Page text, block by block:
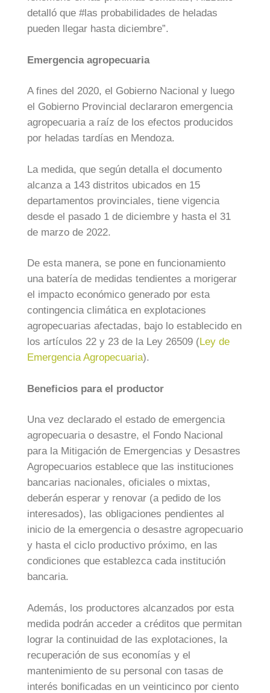
detalló que #las probabilidades de heladas
pueden llegar hasta diciembre”.
Emergencia agropecuaria
A fines del 2020, el Gobierno Nacional y luego
el Gobierno Provincial declararon emergencia
agropecuaria a raíz de los efectos producidos
por heladas tardías en Mendoza.
La medida, que según detalla el documento
alcanza a 143 distritos ubicados en 15
departamentos provinciales, tiene vigencia
desde el pasado 1 de diciembre y hasta el 31
de marzo de 2022.
De esta manera, se pone en funcionamiento
una batería de medidas tendientes a morigerar
el impacto económico generado por esta
contingencia climática en explotaciones
agropecuarias afectadas, bajo lo establecido en
los artículos 22 y 23 de la Ley 26509 (Ley de
Emergencia Agropecuaria).
Beneficios para el productor
Una vez declarado el estado de emergencia
agropecuaria o desastre, el Fondo Nacional
para la Mitigación de Emergencias y Desastres
Agropecuarios establece que las instituciones
bancarias nacionales, oficiales o mixtas,
deberán esperar y renovar (a pedido de los
interesados), las obligaciones pendientes al
inicio de la emergencia o desastre agropecuario
y hasta el ciclo productivo próximo, en las
condiciones que establezca cada institución
bancaria.
Además, los productores alcanzados por esta
medida podrán acceder a créditos que permitan
lograr la continuidad de las explotaciones, la
recuperación de sus economías y el
mantenimiento de su personal con tasas de
interés bonificadas en un veinticinco por ciento